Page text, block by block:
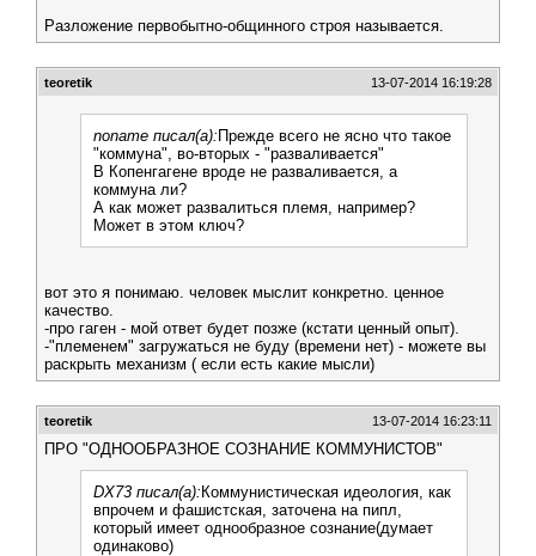
Разложение первобытно-общинного строя называется.
teoretik 13-07-2014 16:19:28
noname писал(а): Прежде всего не ясно что такое
"коммуна", во-вторых - "разваливается"
В Копенгагене вроде не разваливается, а
коммуна ли?
А как может развалиться племя, например?
Может в этом ключ?
вот это я понимаю. человек мыслит конкретно. ценное
качество.
-про гаген - мой ответ будет позже (кстати ценный опыт).
-"племенем" загружаться не буду (времени нет) - можете вы
раскрыть механизм ( если есть какие мысли)
teoretik 13-07-2014 16:23:11
ПРО "ОДНООБРАЗНОЕ СОЗНАНИЕ КОММУНИСТОВ"
DX73 писал(а): Коммунистическая идеология, как
впрочем и фашистская, заточена на пипл,
который имеет однообразное сознание(думает
одинаково)